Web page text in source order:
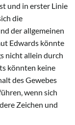
und in erster Linie
die
der allgemeinen
Edwards könnte
nicht allein durch
könnten keine
des Gewebes
wenn sich
Zeichen und